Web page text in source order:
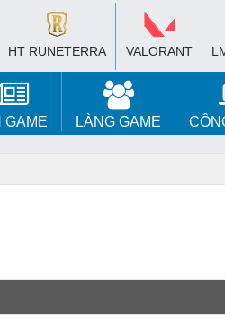
HT RUNETERRA VALORANT
GAME LÀNG GAME